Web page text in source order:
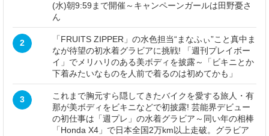
(水)朝9:59まで開催～キャンペーンガールは田野憂さ
ん
2
「FRUITS ZIPPER」の水色担当“まなふぃ”こと真中ま
なが待望の初水着グラビアに挑戦! 「週刊プレイボー
イ」でメリハリのある美ボディを披露～「ビキニとか
下着みたいなものを人前で着るのは初めてかも」
3
これまで胸元すら隠してきたバイクを愛する旅人・有
那が美ボディをビキニなどで初披露! 芸能界デビュー
の初仕事は「週プレ」の水着グラビア～同い年の相棒
「Honda X4」で日本全国2万km以上走破。グラビア